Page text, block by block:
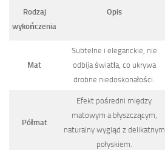
Rodzaj
wykończenia
Opis
Mat
Subtelne i eleganckie, nie
odbija światła, co ukrywa
drobne niedoskonałości.
Półmat
Efekt pośredni między
matowym a błyszczącym,
naturalny wygląd z delikatnym
połyskiem.